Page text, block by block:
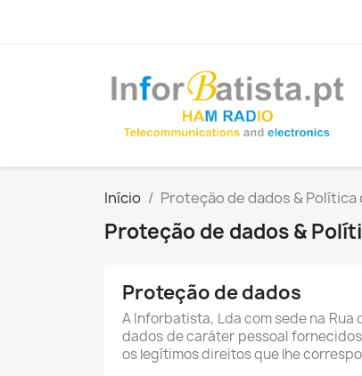
Início Proteção de dados & Política
Proteção de dados &
Proteção de dados
A Inforbatista, Lda com sede na Rua
dados de caráter pessoal
os legítimos direitos que lhe